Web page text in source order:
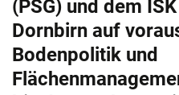
(PSG) und dem
Dornbirn auf
Bodenpolitik und